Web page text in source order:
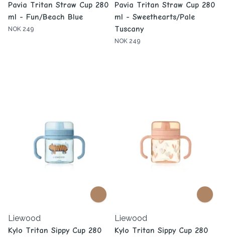
Pavia Tritan Straw Cup 280
ml - Fun/Beach Blue
NOK 249
Pavia Tritan Straw Cup 280
ml - Sweethearts/Pale
Tuscany
NOK 249
Liewood
Kylo Tritan Sippy Cup 280
Liewood
Kylo Tritan Sippy Cup 280